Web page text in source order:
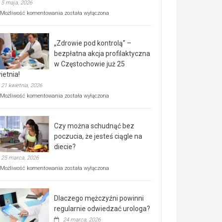
5 maja, 2026
Możliwość komentowania Rusza
rehabilitacji
dla
seniorów!
została wyłączona
„Zdrowie pod kontrolą” –
bezpłatna akcja profilaktyczna
w Częstochowie już 25
21 kwietnia, 2026
Możliwość komentowania „Zdrowie
bezpłatna
akcja
profilaktyczna
w
już
kwietnia!
została wyłączona
Czy można schudnąć bez
poczucia, że jesteś ciągle na
diecie?
25 marca, 2026
Możliwość komentowania Czy
poczucia,
że
została wyłączona
Dlaczego mężczyźni powinni
regularnie odwiedzać urologa?
24 marca, 2026